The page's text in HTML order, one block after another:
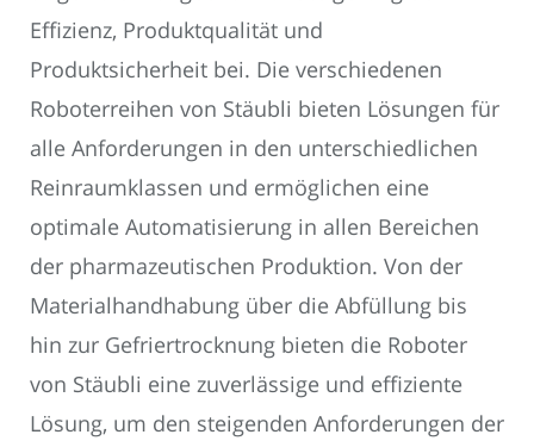
Effizienz, Produktqualität und
Produktsicherheit bei. Die verschiedenen
Roboterreihen von Stäubli bieten Lösungen für
alle Anforderungen in den unterschiedlichen
Reinraumklassen und ermöglichen eine
optimale Automatisierung in allen Bereichen
der pharmazeutischen Produktion. Von der
Materialhandhabung über die Abfüllung bis
hin zur Gefriertrocknung bieten die Roboter
von Stäubli eine zuverlässige und effiziente
Lösung, um den steigenden Anforderungen der